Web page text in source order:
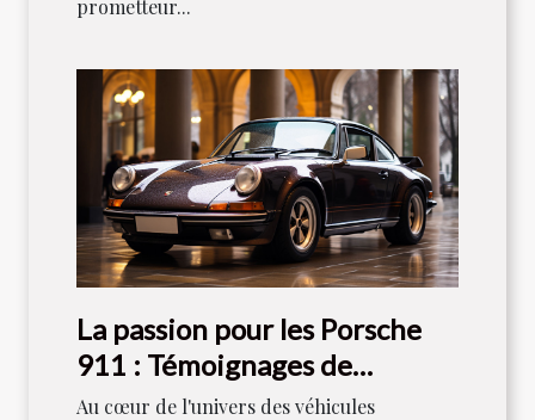
prometteur...
La passion pour les Porsche
911 : Témoignages de
collectionneurs
Au cœur de l'univers des véhicules